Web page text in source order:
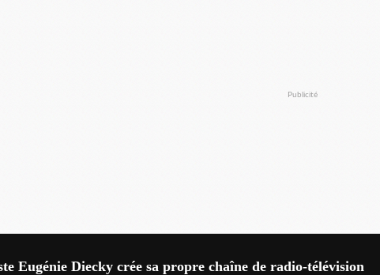
Publicité
Eugénie Diecky crée sa propre chaîne de radio-télévision